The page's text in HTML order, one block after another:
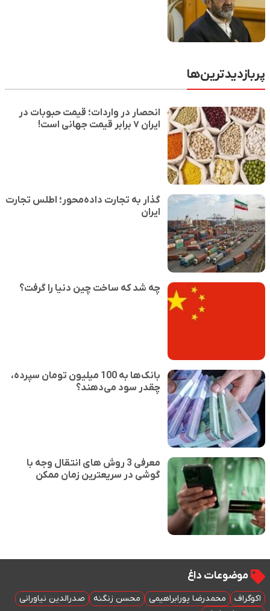
پربازدیدترین‌ها
انحصار در واردات؛ قیمت حبوبات در
ایران ۷ برابر قیمت جهانی است!
گذار به تجارت داده‌محور؛ اطلس تجارت
ایران
چه شد که ساخت چین دنیا را گرفت؟
بانک‌ها به 100 میلیون تومان سپرده،
چقدر سود می‌دهند؟
معرفی 3 روش های انتقال وجه با
گوشی در سریعترین زمان ممکن
موضوعات داغ
اکوگراف محمدرضا پورابراهیمی محسن زنگنه
صدرالدین نیاورانی